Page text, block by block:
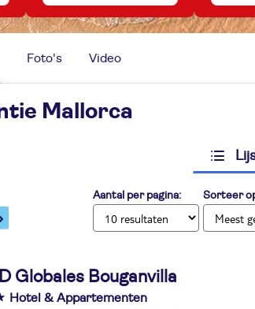
Foto's Video
Mallorca
Aantal per pagina: Sorteer
Globales Bouganvilla
Hotel & Appartementen